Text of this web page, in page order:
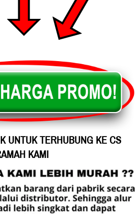
UNTUK TERHUBUNG KE CS
KAMI